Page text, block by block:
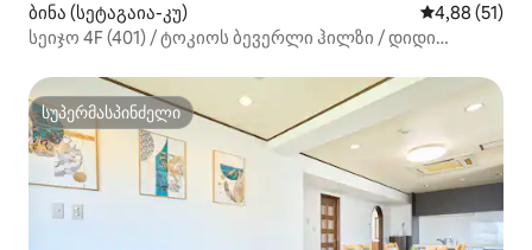
ბინა (სეტაგაია-კუ) საშუალო
4,88 (51)
სეიჯო 4F (401) / ტოკიოს ბევერლი ჰილზი / დიდი
ლამაზი ხედი / ცა / ხელოვნება
სუპერმასპინძელი
სუპერმასპინძელი